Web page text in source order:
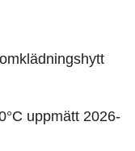
uppmätt 2026-